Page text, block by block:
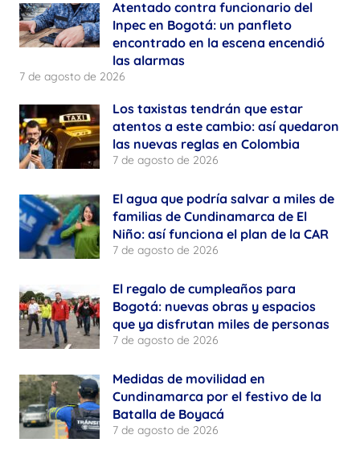
Atentado contra funcionario del
Inpec en Bogotá: un panfleto
encontrado en la escena encendió
las alarmas
7 de agosto de 2026
Los taxistas tendrán que estar
atentos a este cambio: así quedaron
las nuevas reglas en Colombia
7 de agosto de 2026
El agua que podría salvar a miles de
familias de Cundinamarca de El
Niño: así funciona el plan de la CAR
7 de agosto de 2026
El regalo de cumpleaños para
Bogotá: nuevas obras y espacios
que ya disfrutan miles de personas
7 de agosto de 2026
Medidas de movilidad en
Cundinamarca por el festivo de la
Batalla de Boyacá
7 de agosto de 2026